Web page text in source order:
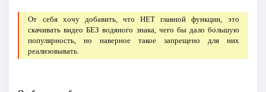
От себя хочу добавить, что НЕТ главной функции, это
скачивать видео БЕЗ водяного знака, чего бы дало большую
популярность, но наверное такое запрещено для них
реализовывать.